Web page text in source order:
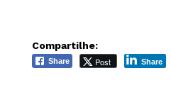
Compartilhe:
Share Post Share